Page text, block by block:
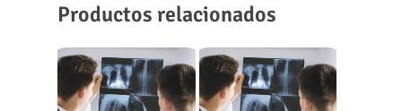
Productos relacionados